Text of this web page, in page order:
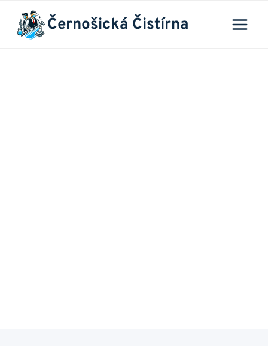
Přeskočit
obsah
Černošická Čistírna